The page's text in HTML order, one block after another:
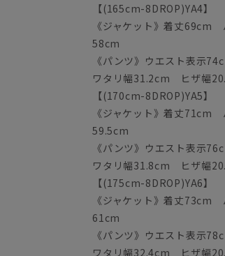
【(165cm-8DROP)YA4】
《ジャケット》着丈
58cm
《パンツ》ウエスト表
ワタリ幅31.2cm ヒザ幅
【(170cm-8DROP)YA5】
《ジャケット》着丈
59.5cm
《パンツ》ウエスト表
ワタリ幅31.8cm ヒザ幅
【(175cm-8DROP)YA6】
《ジャケット》着丈
61cm
《パンツ》ウエスト表
ワタリ幅32.4cm ヒザ幅